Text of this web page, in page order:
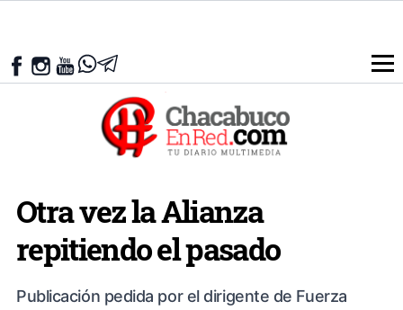
Otra vez la Alianza
repitiendo el pasado
Publicación pedida por el dirigente de Fuerza